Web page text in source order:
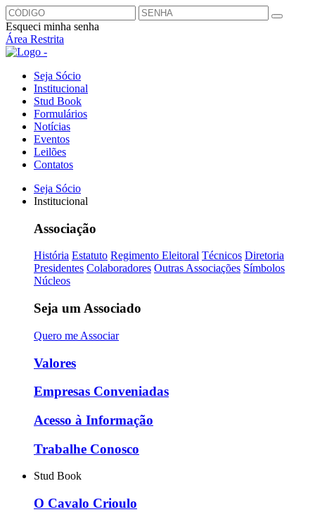
Esqueci minha senha
Área Restrita
Seja Sócio
Institucional
Stud Book
Formulários
Notícias
Eventos
Leilões
Contatos
Seja Sócio
Institucional
Associação
História Estatuto Regimento Eleitoral Técnicos Diretoria
Presidentes Colaboradores Outras Associações Símbolos
Núcleos
Seja um Associado
Quero me Associar
Valores
Empresas Conveniadas
Acesso à Informação
Trabalhe Conosco
Stud Book
O Cavalo Crioulo